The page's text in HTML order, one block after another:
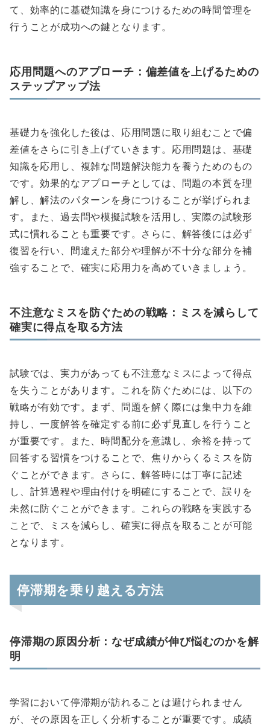
て、効率的に基礎知識を身につけるための時間管理を
行うことが成功への鍵となります。
応用問題へのアプローチ：偏差値を上げるための
ステップアップ法
基礎力を強化した後は、応用問題に取り組むことで偏
差値をさらに引き上げていきます。応用問題は、基礎
知識を応用し、複雑な問題解決能力を養うためのもの
です。効果的なアプローチとしては、問題の本質を理
解し、解法のパターンを身につけることが挙げられま
す。また、過去問や模擬試験を活用し、実際の試験形
式に慣れることも重要です。さらに、解答後には必ず
復習を行い、間違えた部分や理解が不十分な部分を補
強することで、確実に応用力を高めていきましょう。
不注意なミスを防ぐための戦略：ミスを減らして
確実に得点を取る方法
試験では、実力があっても不注意なミスによって得点
を失うことがあります。これを防ぐためには、以下の
戦略が有効です。まず、問題を解く際には集中力を維
持し、一度解答を確定する前に必ず見直しを行うこと
が重要です。また、時間配分を意識し、余裕を持って
回答する習慣をつけることで、焦りからくるミスを防
ぐことができます。さらに、解答時には丁寧に記述
し、計算過程や理由付けを明確にすることで、誤りを
未然に防ぐことができます。これらの戦略を実践する
ことで、ミスを減らし、確実に得点を取ることが可能
となります。
停滞期を乗り越える方法
停滞期の原因分析：なぜ成績が伸び悩むのかを解
明
学習において停滞期が訪れることは避けられません
が、その原因を正しく分析することが重要です。成績